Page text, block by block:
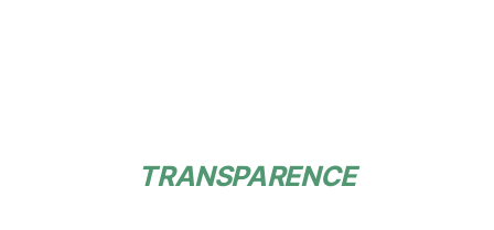
TRANSPARENCE